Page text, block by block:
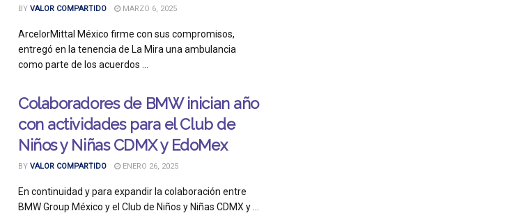
BY VALOR COMPARTIDO MARZO 6, 2025
ArcelorMittal México firme con sus compromisos,
entregó en la tenencia de La Mira una ambulancia
como parte de los acuerdos ...
Colaboradores de BMW inician año
con actividades para el Club de
Niños y Niñas CDMX y EdoMex
BY VALOR COMPARTIDO ENERO 26, 2025
En continuidad y para expandir la colaboración entre
BMW Group México y el Club de Niños y Niñas CDMX y ...